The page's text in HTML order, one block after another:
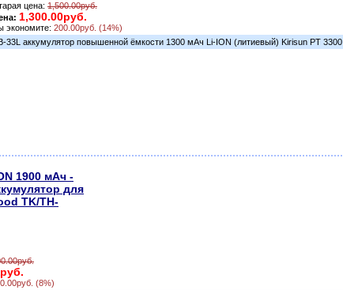
цена: 1,500.00руб.
1,300.00руб.
экономите: 200.00руб. (14%)
33L аккумулятор повышенной ёмкости 1300 мАч Li-ION (литиевый) Kirisun PT 3300
1900 мАч -
для
TK/TH-
(8%)